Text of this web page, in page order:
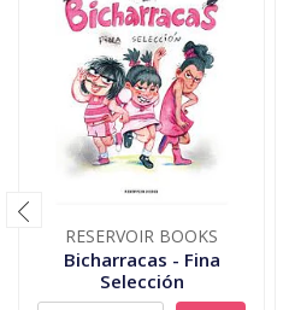
RESERVOIR BOOKS
Bicharracas - Fina
Selección